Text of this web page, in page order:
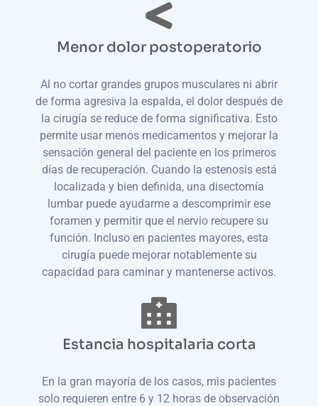
Menor dolor postoperatorio
Al no cortar grandes grupos musculares ni abrir
de forma agresiva la espalda, el dolor después de
la cirugía se reduce de forma significativa. Esto
permite usar menos medicamentos y mejorar la
sensación general del paciente en los primeros
días de recuperación. Cuando la estenosis está
localizada y bien definida, una disectomía
lumbar puede ayudarme a descomprimir ese
foramen y permitir que el nervio recupere su
función. Incluso en pacientes mayores, esta
cirugía puede mejorar notablemente su
capacidad para caminar y mantenerse activos.
Estancia hospitalaria corta
En la gran mayoría de los casos, mis pacientes
solo requieren entre 6 y 12 horas de observación